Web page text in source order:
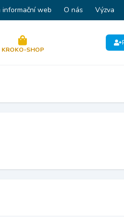
informační web O nás Výzva
KROKO-SHOP